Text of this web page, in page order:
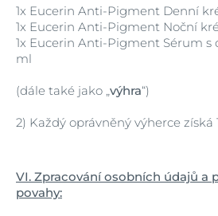
1x Eucerin Anti-Pigment Denní
1x Eucerin Anti-Pigment Noční
1x Eucerin Anti-Pigment Sérum
ml
(dále také jako „výhra“)
2) Každý oprávněný výherce získá
VI. Zpracování osobních údajů a
povahy: